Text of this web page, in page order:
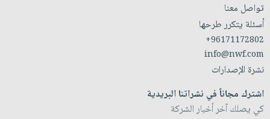
تواصل معنا
أسئلة يتكرر طرحها
+96171172802
info@nwf.com
نشرة الإصدارات
اشترك مجاناً في نشراتنا البريدية
كي يصلك آخر أخبار الشركة